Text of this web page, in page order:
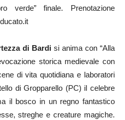
verde” finale. Prenotazione
di Bardi si anima con “Alla
storica medievale con
di vita quotidiana e laboratori
di Gropparello (PC) il celebre
il bosco in un regno fantastico
streghe e creature magiche.